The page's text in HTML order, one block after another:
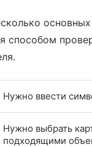
способом
Нужно ввести
Нужно выбрать
подходящими